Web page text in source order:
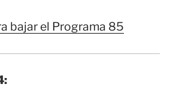
bajar el Programa 85